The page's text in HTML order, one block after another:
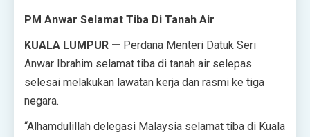
PM Anwar Selamat Tiba Di Tanah Air
KUALA LUMPUR — Perdana Menteri Datuk Seri
Anwar Ibrahim selamat tiba di tanah air selepas
selesai melakukan lawatan kerja dan rasmi ke tiga
negara.
“Alhamdulillah delegasi Malaysia selamat tiba di Kuala